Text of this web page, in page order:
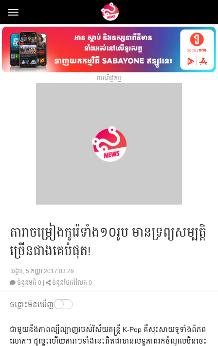
Toggle
navigation
ពាណិជ្ជកម្ម
តារាចម្រៀង​កូរ៉េទាំង​១០​រូប មាន​ទ្រព្យ​សម្បត្តិ​
ច្រើន​ជាង​គេបំផុត!
អង្គារ, 5 កញ្ញា 2017 03:29
ចំនួនមតិ 0 ចំនួនចែករំលែក 0
ចន្លោះមិនឃើញ
ជាមួយ​នឹង​ភាព​ល្បី​ល្បាញ​របស់​វិស័យ​តន្ត្រី​ K-Pop គឺ​សុះសាយ​ទូទាំង​ពិភព​
លោក។ ដូច្នេះ​ហើយ​តារា​ៗ​ទាំង​នេះ​ពិត​ជា​មាន​លទ្ធ​ភាព​រក​ចំណូល​មិន​ចេះ​